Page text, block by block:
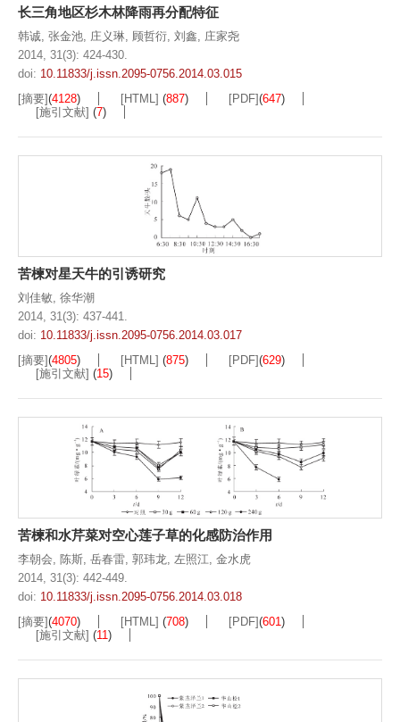
长三角地区杉木林降雨再分配特征
韩诚 张金池 庄义琳 顾哲衍 刘鑫
庄家尧
2014, 31(3): 424-430.
doi: 10.11833/j.issn.2095-0756.2014.03.015
[摘要](4128) [HTML] (887) [PDF](647)
[施引文献] (7)
苦楝对星天牛的引诱研究
刘佳敏 徐华潮
2014, 31(3): 437-441.
doi: 10.11833/j.issn.2095-0756.2014.03.017
[摘要](4805) [HTML] (875) [PDF](629)
[施引文献] (15)
苦楝和水芹菜对空心莲子草的化感防治作用
李朝会 陈斯 岳春雷 郭玮龙 左照江 金水虎
2014, 31(3): 442-449.
doi: 10.11833/j.issn.2095-0756.2014.03.018
[摘要](4070) [HTML] (708) [PDF](601 )
[施引文献] (11 )